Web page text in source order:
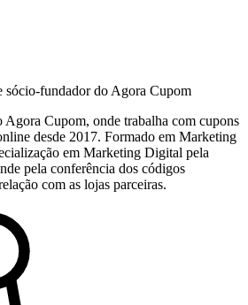
sócio-fundador do Agora Cupom
Cupom, onde trabalha com cupons
desde 2017. Formado em Marketing
em Marketing Digital pela
pela conferência dos códigos
com as lojas parceiras.